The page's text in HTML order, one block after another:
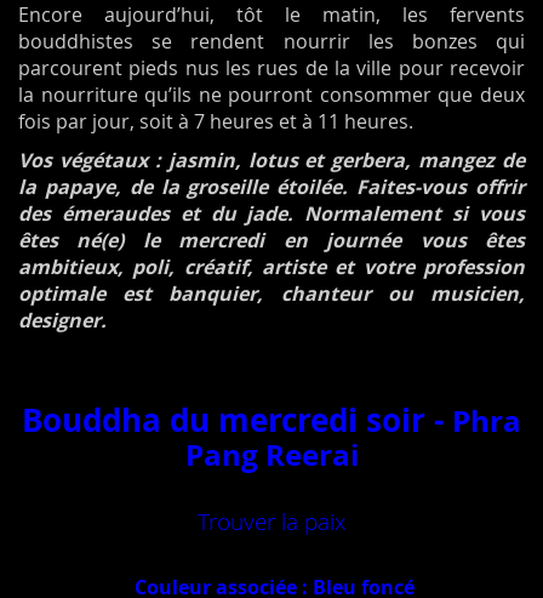
Encore aujourd’hui, tôt le matin, les fervents
bouddhistes se rendent nourrir les bonzes qui
parcourent pieds nus les rues de la ville pour recevoir
la nourriture qu’ils ne pourront consommer que deux
fois par jour, soit à 7 heures et à 11 heures.
Vos végétaux : jasmin, lotus et gerbera, mangez de
la papaye, de la groseille étoilée. Faites-vous offrir
des émeraudes et du jade. Normalement si vous
êtes né(e) le mercredi en journée vous êtes
ambitieux, poli, créatif, artiste et votre profession
optimale est banquier, chanteur ou musicien,
designer.
Bouddha du mercredi soir - Phra
Pang Reerai
Trouver la paix
Couleur associée : Bleu foncé